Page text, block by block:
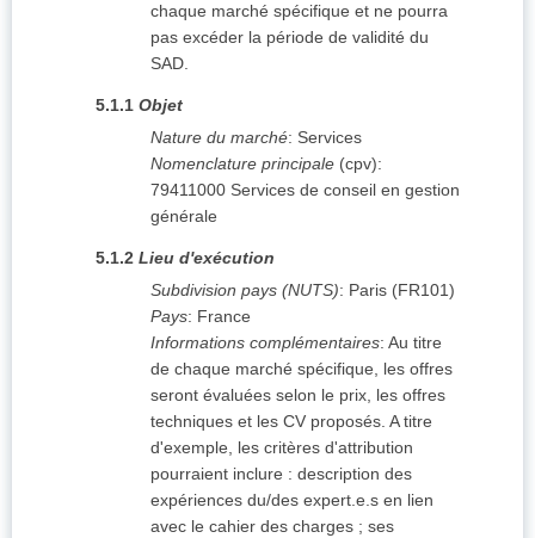
chaque marché spécifique et ne pourra
pas excéder la période de validité du
SAD.
5.1.1 Objet
Nature du marché: Services
Nomenclature principale (cpv):
79411000 Services de conseil en gestion
générale
5.1.2 Lieu d'exécution
Subdivision pays (NUTS): Paris (FR101)
Pays: France
Informations complémentaires: Au titre
de chaque marché spécifique, les offres
seront évaluées selon le prix, les offres
techniques et les CV proposés. A titre
d'exemple, les critères d'attribution
pourraient inclure : description des
expériences du/des expert.e.s en lien
avec le cahier des charges ; ses